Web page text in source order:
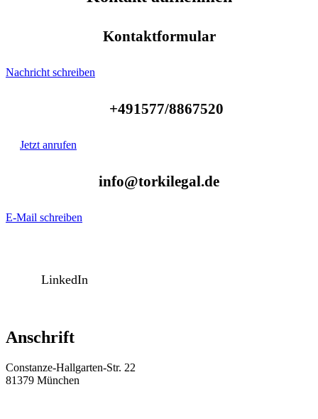
Kontaktformular
Nachricht schreiben
+491577/8867520
Jetzt anrufen
info@torkilegal.de
E-Mail schreiben
LinkedIn
Anschrift
Constanze-Hallgarten-Str. 22
81379 München